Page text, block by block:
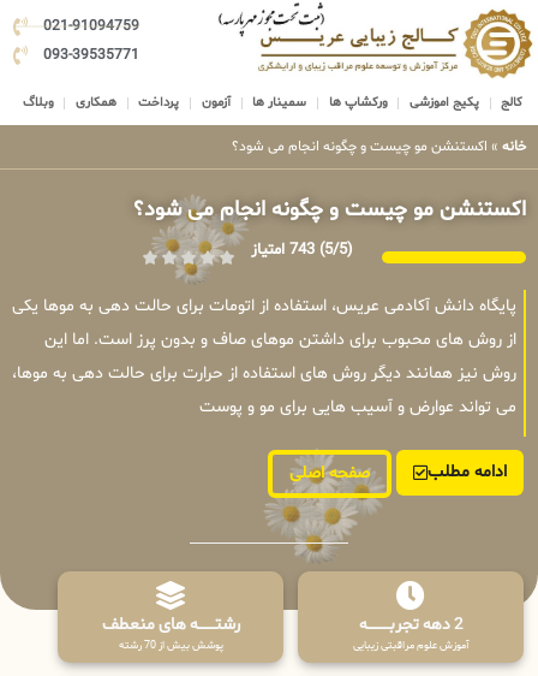
021-91094759
093-39535771
کالج پکیج اموزشی ورکشاپ ها سمینار ها آزمون پرداخت همکاری وبلاگ
خانه » اکستنشن مو چیست و چگونه انجام می شود؟
اکستنشن مو چیست و چگونه انجام می شود؟
(5/5) 743 امتیاز
پایگاه دانش آکادمی عریس، استفاده از اتومات برای حالت دهی به موها یکی
از روش های محبوب برای داشتن موهای صاف و بدون پرز است. اما این
روش نیز همانند دیگر روش های استفاده از حرارت برای حالت دهی به موها،
می تواند عوارض و آسیب هایی برای مو و پوست
ادامه مطلب صفحه اصلی
2 دهه تجربـــــــــه
آموزش علوم مراقبتی زیبایی
رشتـــــــه های منعطف
پوشش بیش از 70 رشته